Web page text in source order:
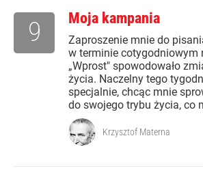
Moja kampania
Zaproszenie mnie do
w terminie cotygodniowym
„Wprost" spowodowało
życia. Naczelny tego
specjalnie, chcąc mnie
do swojego trybu życia, co
9
Krzysztof Materna